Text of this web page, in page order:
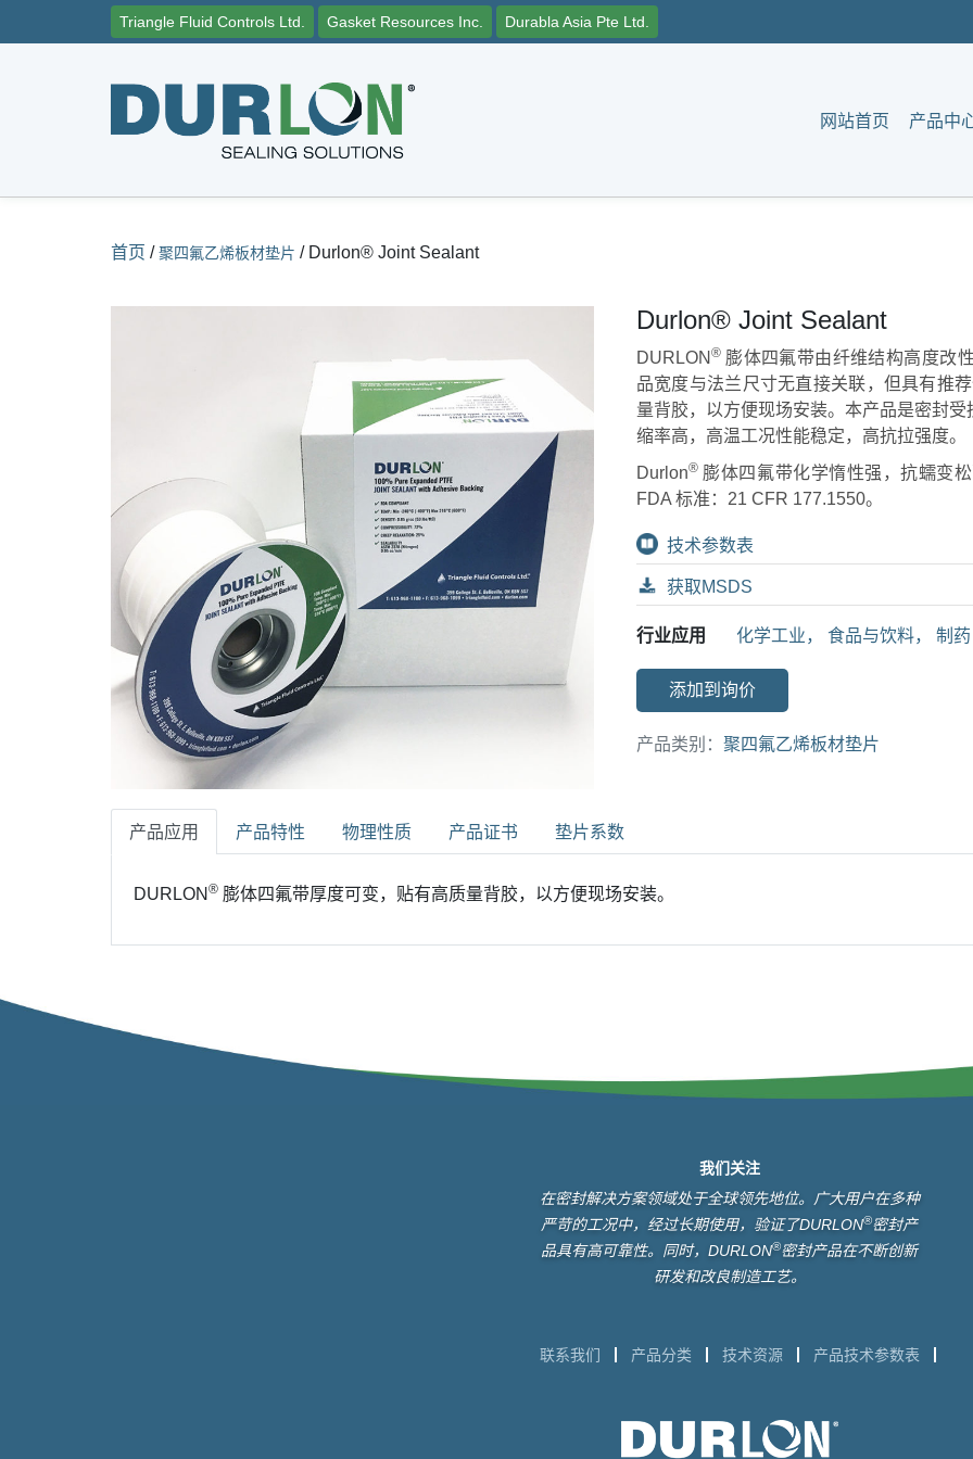
Triangle Fluid Controls Ltd. Gasket Resources Inc. Durabla Asia Pte Ltd.
网站首页 产品中
首页 /聚四氟乙烯板材垫片 / Durlon® Joint Sealant
Durlon® Joint Sealant
DURLON ®膨体四氟带由纤维结构高度改
品宽度与法兰尺寸无直接关联，但具有推
量背胶，以方便现场安装。本产品是密封
缩率高，高温工况性能稳定，高抗拉强度。
Durlon®膨体四氟带化学惰性强，抗蠕变
FDA 标准：21 CFR 177.1550。
技术参数表
获取MSDS
行业应用 化学工业， 食品与饮料， 制药
添加到询价
产品类别： 聚四氟乙烯板材垫片
产品应用 产品特性 物理性质 产品证书 垫片系数
DURLON ® 膨体四氟带厚度可变，贴有高质量背胶，以方便现场安装。
我们关注
在密封解决方案领域处于全球领先地位。广大用户在多种
严苛的工况中，经过长期使用，验证了DURLON®密封产
品具有高可靠性。同时，DURLON®密封产品在不断创新
研发和改良制造工艺。
联系我们 产品分类 技术资源 产品技术参数表